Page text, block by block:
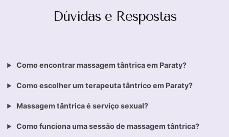
Dúvidas e Respostas
Como encontrar massagem tântrica em Paraty?
Como escolher um terapeuta tântrico em Paraty?
Massagem tântrica é serviço sexual?
Como funciona uma sessão de massagem tântrica?